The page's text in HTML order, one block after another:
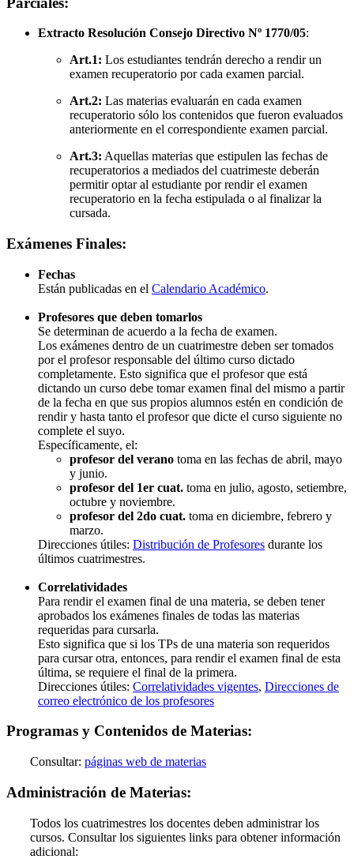
Extracto Resolución Consejo Directivo Nº 1770/05:
Art.1: Los estudiantes tendrán derecho a rendir un
examen recuperatorio por cada examen parcial.
Art.2: Las materias evaluarán en cada examen
recuperatorio sólo los contenidos que fueron evaluados
anteriormente en el correspondiente examen parcial.
Art.3: Aquellas materias que estipulen las fechas de
recuperatorios a mediados del cuatrimeste deberán
permitir optar al estudiante por rendir el examen
recuperatorio en la fecha estipulada o al finalizar la
cursada.
Exámenes Finales:
Fechas
Están publicadas en el Calendario Académico.
Profesores que deben tomarlos
Se determinan de acuerdo a la fecha de examen.
Los exámenes dentro de un cuatrimestre deben ser tomados
por el profesor responsable del último curso dictado
completamente. Esto significa que el profesor que está
dictando un curso debe tomar examen final del mismo a partir
de la fecha en que sus propios alumnos estén en condición de
rendir y hasta tanto el profesor que dicte el curso siguiente no
complete el suyo.
Específicamente, el:
profesor del verano toma en las fechas de abril, mayo
y junio.
profesor del 1er cuat. toma en julio, agosto, setiembre,
octubre y noviembre.
profesor del 2do cuat. toma en diciembre, febrero y
marzo.
Direcciones útiles: Distribución de Profesores durante los
últimos cuatrimestres.
Correlatividades
Para rendir el examen final de una materia, se deben tener
aprobados los exámenes finales de todas las materias
requeridas para cursarla.
Esto significa que si los TPs de una materia son requeridos
para cursar otra, entonces, para rendir el examen final de esta
última, se requiere el final de la primera.
Direcciones útiles: Correlatividades vigentes, Direcciones de
correo electrónico de los profesores
Programas y Contenidos de Materias:
Consultar: páginas web de materias
Administración de Materias:
Todos los cuatrimestres los docentes deben administrar los
cursos. Consultar los siguientes links para obtener información
adicional: